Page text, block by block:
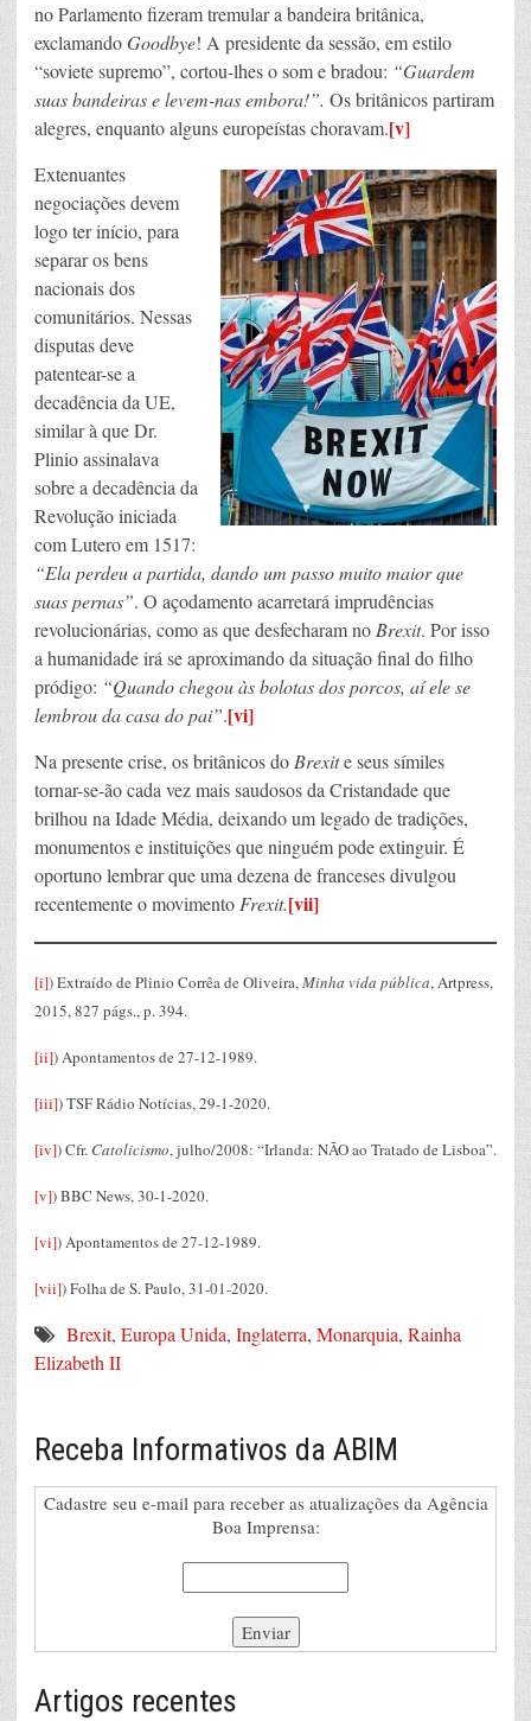
no Parlamento fizeram tremular a bandeira britânica,
exclamandoGoodbye! A presidente da sessão, em estilo
“soviete supremo”, cortou-lhes o som e bradou: “Guardem
suas bandeiras e levem-nas embora!”. Os britânicos partiram
alegres, enquanto alguns europeístas choravam.[v]
Extenuantes
negociações devem
logo ter início, para
separar os bens
nacionais dos
comunitários. Nessas
disputas deve
patentear-se a
decadência da UE,
similar à que Dr.
Plinio assinalava
sobre a decadência da
Revolução iniciada
com Lutero em 1517:
“Ela perdeu a parti­da, dando um passo muito maior que
suas pernas”. O açodamento acarretará imprudências
revolucionárias, como as que desfecharam noBrexit. Por isso
a humanidade irá se aproximando da situação final do filho
pródigo: “Quando chegou às bolo­tas dos porcos, aí ele se
lembrou da casa do pai”.[vi]
Na presente crise, os britânicos doBrexite seus símiles
tornar-se-ão cada vez mais saudosos da Cristandade que
brilhou na Idade Média, deixando um legado de tradições,
monumentos e instituições que ninguém pode extinguir. É
oportuno lembrar que uma dezena de franceses divulgou
recentemente o movimentoFrexit.[vii]
[i]) Extraído de Plinio Corrêa de Oliveira,Minha vida pública, Artpress,
2015, 827 págs., p. 394.
[ii]) Apontamentos de 27-12-1989.
[iii]) TSF Rádio Notícias, 29-1-2020.
[iv]) Cfr. Catolicismo, julho/2008: “Irlanda: NÃO ao Tratado de Lisboa”.
[v]) BBC News, 30-1-2020.
[vi]) Apontamentos de 27-12-1989.
[vii]) Folha de S. Paulo, 31-01-2020.
Brexit, Europa Unida, Inglaterra, Monarquia, Rainha
Elizabeth II
Receba Informativos da ABIM
Cadastre seu e-mail para receber as atualizações da Agência
Boa Imprensa:
Artigos recentes